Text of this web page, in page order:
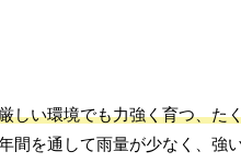
しい環境でも力強く育つ、た
間を通して雨量が少なく、強